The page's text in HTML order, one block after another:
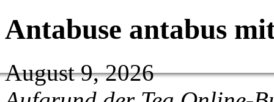
Antabuse antabus
August 9, 2026